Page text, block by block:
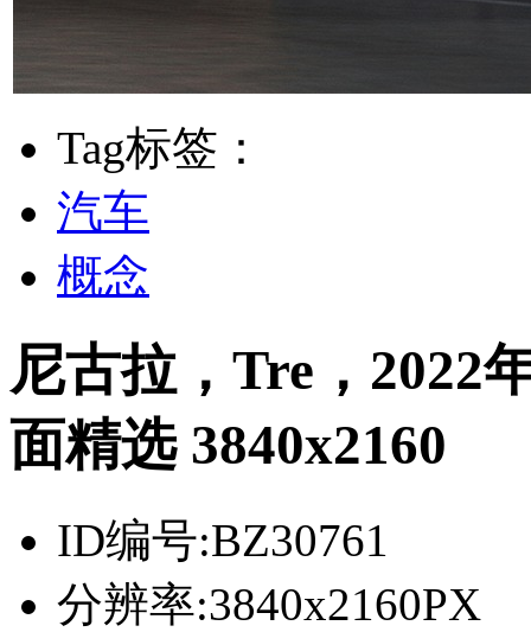
Tag标签：
汽车
概念
尼古拉，Tre，2022
面精选 3840x2160
ID编号:BZ30761
分辨率:3840x2160PX